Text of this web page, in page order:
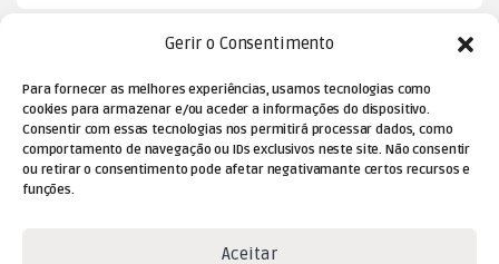
Gerir o Consentimento
Para fornecer as melhores experiências, usamos tecnologias como
cookies para armazenar e/ou aceder a informações do dispositivo.
Consentir com essas tecnologias nos permitirá processar dados, como
comportamento de navegação ou IDs exclusivos neste site. Não consentir
ou retirar o consentimento pode afetar negativamante certos recursos e
funções.
Aceitar